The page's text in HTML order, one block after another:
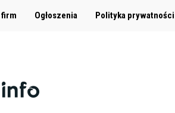
firm Ogłoszenia Polityka prywatności